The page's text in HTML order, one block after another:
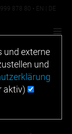
878 80 • EN DE
und externe
und
aktiv)